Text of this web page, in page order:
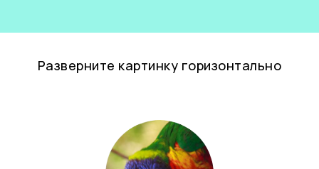
Разверните картинку горизонтально